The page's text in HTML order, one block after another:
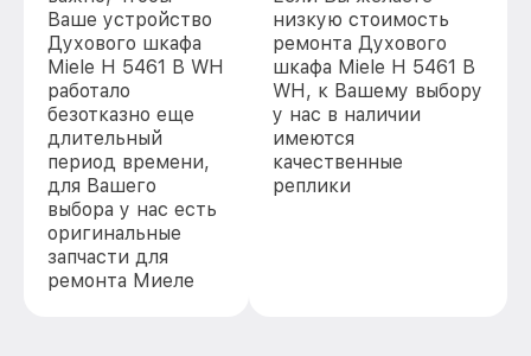
Ваше устройство
Духового шкафа
Miele H 5461 B WH
работало
безотказно еще
длительный
период времени,
для Вашего
выбора у нас есть
оригинальные
запчасти для
ремонта Миеле
низкую стоимость
ремонта Духового
шкафа Miele H 5461 B
WH, к Вашему выбору
у нас в наличии
имеются
качественные
реплики